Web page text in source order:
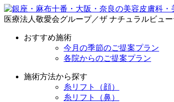
医療法人敬愛会グループ／ザ ナチュラルビュ
おすすめ施術
今月の季節のご提案プラン
各院からのご提案プラン
施術方法から探す
糸リフト（顔）
糸リフト（鼻）